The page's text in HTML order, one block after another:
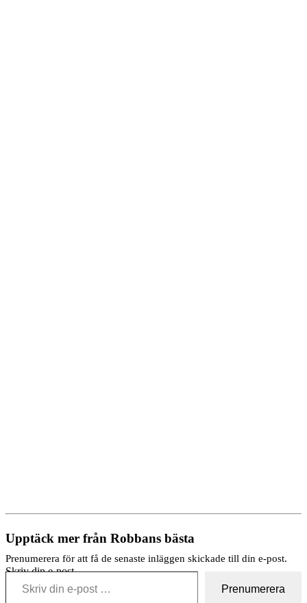
Upptäck mer från Robbans bästa
Prenumerera för att få de senaste inläggen skickade till din e-post.
Skriv din e-post …
Prenumerera